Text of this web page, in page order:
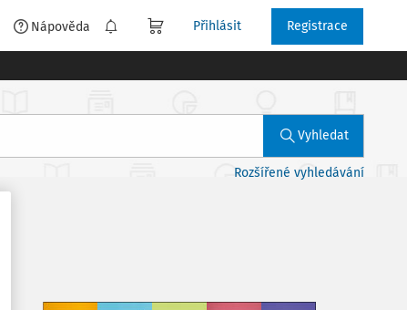
Nápověda Přihlásit Registrace
Vyhledat
Rozšířené vyhledávání